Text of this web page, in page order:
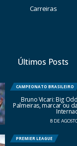
Carreiras
Últimos Posts
CAMPEONATO BRASILEIRO
Bruno Vicari: Big
Palmeiras, marcar ou
8 DE
PREMIER LEAGUE